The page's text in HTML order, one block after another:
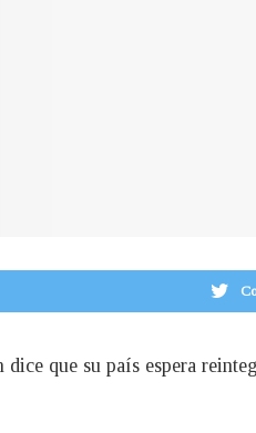
que su país espera